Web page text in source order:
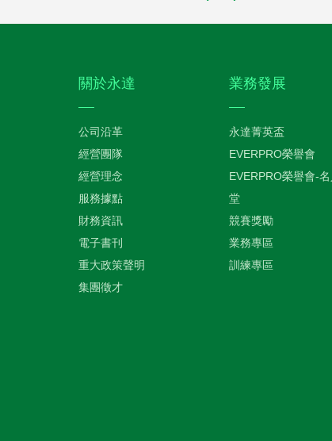
關於永達
公司沿革
經營團隊
經營理念
服務據點
財務資訊
電子書刊
重大政策聲明
集團徵才
業務發展
永達菁英盃
EVERPRO榮譽會
EVERPRO榮譽會-名
堂
競賽獎勵
業務專區
訓練專區